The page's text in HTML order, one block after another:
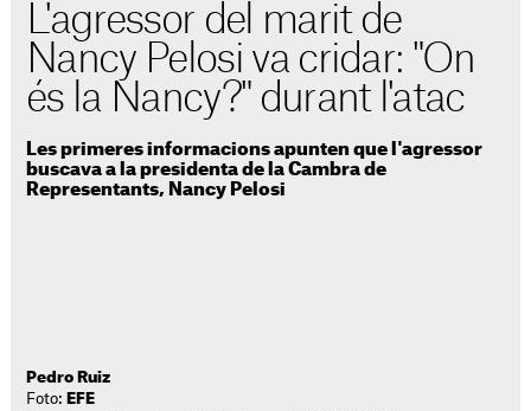
L'agressor del marit de
Nancy Pelosi va cridar: "On
és la Nancy?" durant l'atac
Les primeres informacions apunten que l'agressor
buscava a la presidenta de la Cambra de
Representants, Nancy Pelosi
Pedro Ruiz
Foto: EFE